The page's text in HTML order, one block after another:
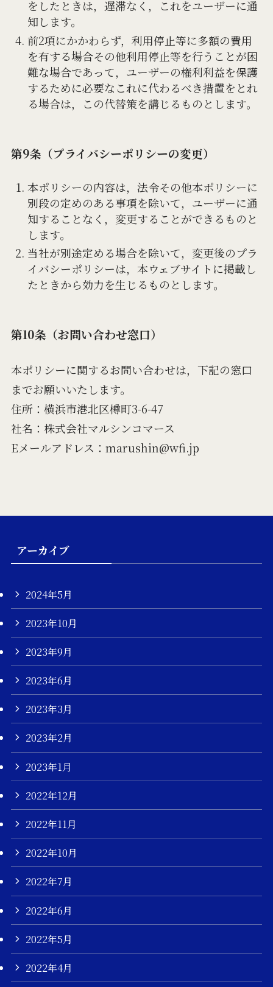
をしたときは，遅滞なく，これをユーザーに通
知します。
前2項にかかわらず，利用停止等に多額の費用
を有する場合その他利用停止等を行うことが困
難な場合であって，ユーザーの権利利益を保護
するために必要なこれに代わるべき措置をとれ
る場合は，この代替策を講じるものとします。
第9条（プライバシーポリシーの変更）
本ポリシーの内容は，法令その他本ポリシーに
別段の定めのある事項を除いて，ユーザーに通
知することなく，変更することができるものと
します。
当社が別途定める場合を除いて，変更後のプラ
イバシーポリシーは，本ウェブサイトに掲載し
たときから効力を生じるものとします。
第10条（お問い合わせ窓口）
本ポリシーに関するお問い合わせは，下記の窓口
までお願いいたします。
住所：横浜市港北区樽町3-6-47
社名：株式会社マルシンコマース
Eメールアドレス：marushin@wfi.jp
アーカイブ
2024年5月
2023年10月
2023年9月
2023年6月
2023年3月
2023年2月
2023年1月
2022年12月
2022年11月
2022年10月
2022年7月
2022年6月
2022年5月
2022年4月